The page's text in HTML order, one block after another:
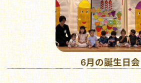
6月の誕生日会